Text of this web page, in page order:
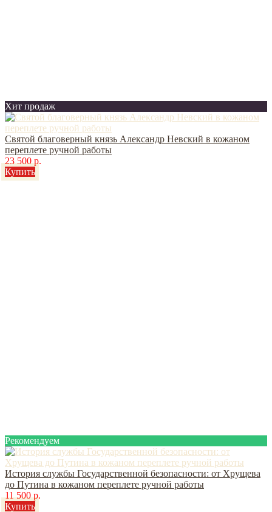
Хит продаж
Святой благоверный князь Александр Невский в кожаном
переплете ручной работы
23 500 р.
Купить
Рекомендуем
История службы Государственной безопасности: от Хрущева
до Путина в кожаном переплете ручной работы
11 500 р.
Купить